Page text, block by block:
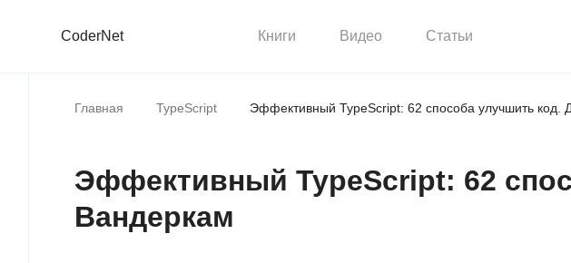
CoderNet Книги Видео Статьи
Главная TypeScript Эффективный TypeScript: 62 способа улучшить код.
Эффективный TypeScript: 62
Вандеркам